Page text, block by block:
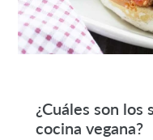
¿Cuáles son
cocina vegana?